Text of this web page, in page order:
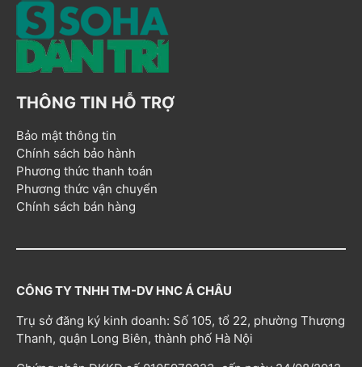
THÔNG TIN HỖ TRỢ
Bảo mật thông tin
Chính sách bảo hành
Phương thức thanh toán
Phương thức vận chuyển
Chính sách bán hàng
CÔNG TY TNHH TM-DV HNC Á CHÂU
Trụ sở đăng ký kinh doanh: Số 105, tổ 22, phường Thượng
Thanh, quận Long Biên, thành phố Hà Nội